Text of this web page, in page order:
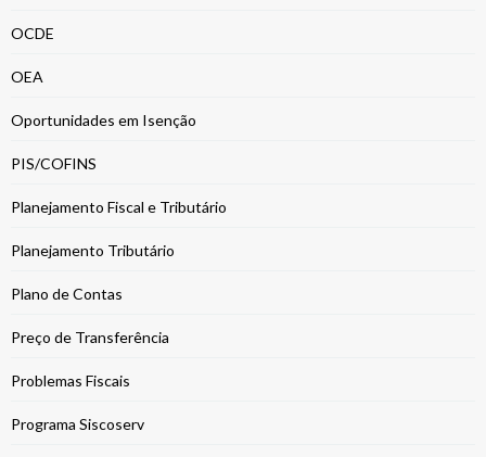
OCDE
OEA
Oportunidades em Isenção
PIS/COFINS
Planejamento Fiscal e Tributário
Planejamento Tributário
Plano de Contas
Preço de Transferência
Problemas Fiscais
Programa Siscoserv